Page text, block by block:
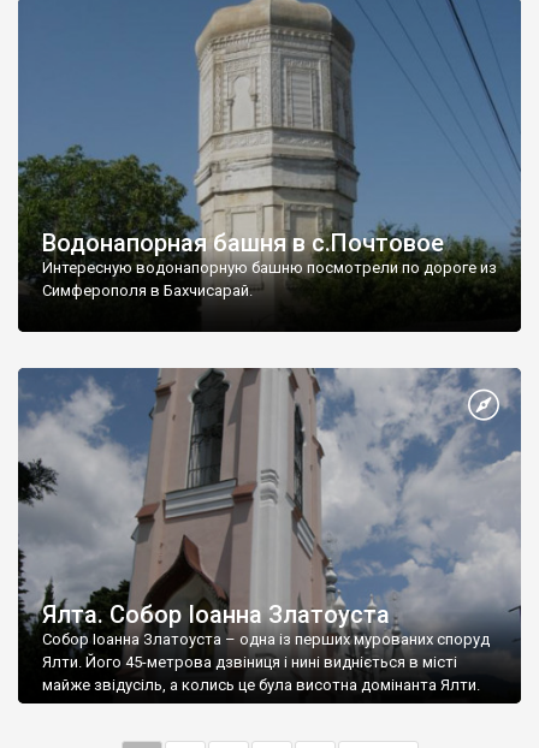
Водонапорная башня в с.Почтовое
Интересную водонапорную башню посмотрели по дороге из
Симферополя в Бахчисарай.
Ялта. Собор Іоанна Златоуста
Собор Іоанна Златоуста – одна із перших мурованих споруд
Ялти. Його 45-метрова дзвіниця і нині видніється в місті
майже звідусіль, а колись це була висотна домінанта Ялти.